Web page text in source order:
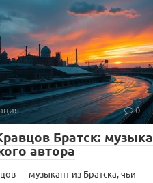
0
Братск: музыка
автора
— музыкант из Братска, чьи